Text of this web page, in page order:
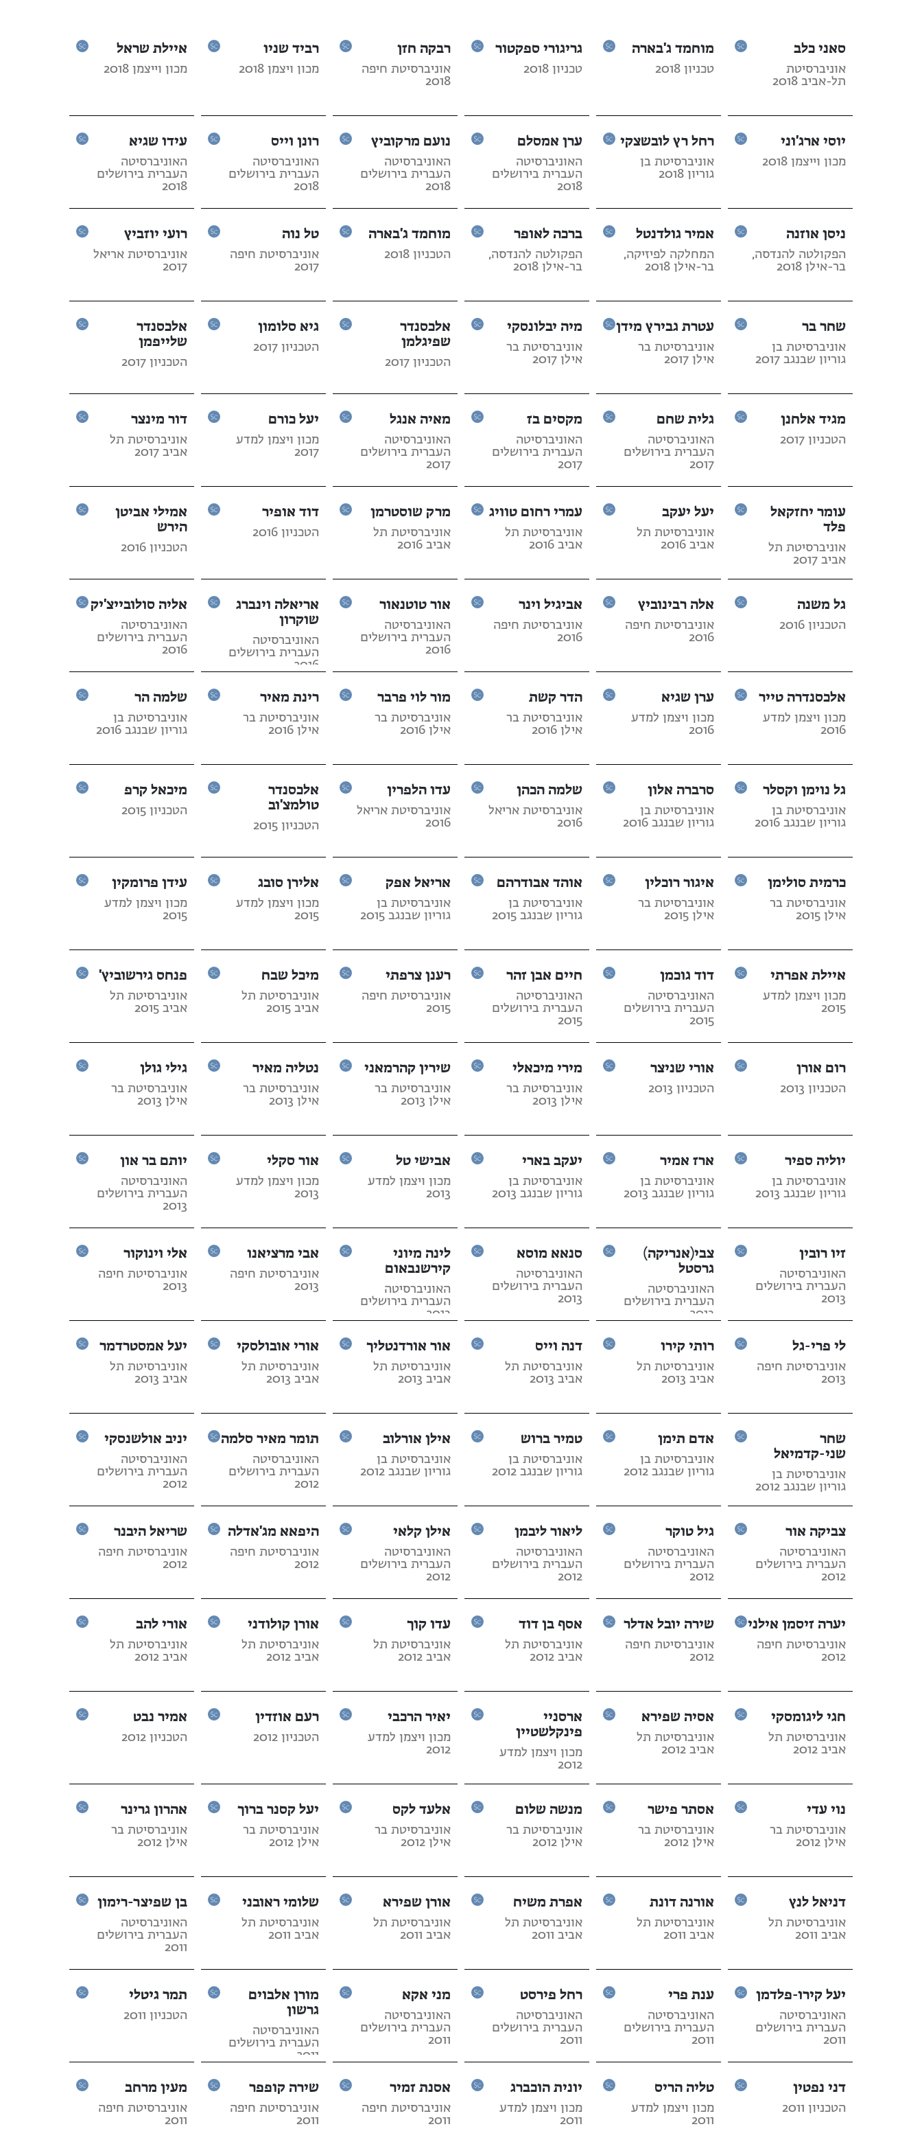
סאני כלב
אוניברסיטת
תל-אביב 2018
מוחמד ג'בארה
טכניון 2018
גריגורי ספקטור
טכניון 2018
רבקה חזן
אוניברסיטת חיפה
2018
רביד שניו
מכון ויצמן 2018
איילת שראל
מכון וייצמן 2018
יוסי ארג'וני
מכון וייצמן 2018
רחל רץ לובשצקי
אוניברסיטת בן
גוריון 2018
ערן אמסלם
האוניברסיטה
העברית בירושלים
2018
נועם מרקוביץ
האוניברסיטה
העברית בירושלים
2018
רונן וייס
האוניברסיטה
העברית בירושלים
2018
עידו שגיא
האוניברסיטה
העברית בירושלים
2018
ניסן אוזנה
הפקולטה להנדסה,
בר-אילן 2018
אמיר גולדנטל
המחלקה לפיזיקה,
בר-אילן 2018
ברכה לאופר
הפקולטה להנדסה,
בר-אילן 2018
מוחמד ג'בארה
הטכניון 2018
טל נוה
אוניברסיטת חיפה
2017
רועי יוזביץ
אוניברסיטת אריאל
2017
שחר בר
אוניברסיטת בן
גוריון שבנגב 2017
עטרת גבירץ מידן
אוניברסיטת בר
אילן 2017
מיה יבלונסקי
אוניברסיטת בר
אילן 2017
אלכסנדר
שפיגלמן
הטכניון 2017
גיא סלומון
הטכניון 2017
אלכסנדר
שלייפמן
הטכניון 2017
מגיד אלחנן
הטכניון 2017
גלית שחם
האוניברסיטה
העברית בירושלים
2017
מקסים בז
האוניברסיטה
העברית בירושלים
2017
מאיה אנגל
האוניברסיטה
העברית בירושלים
2017
יעל כורם
מכון ויצמן למדע
2017
דור מינצר
אוניברסיטת תל
אביב 2017
עומר יחזקאל
פלד
אוניברסיטת תל
אביב 2017
יעל יעקב
אוניברסיטת תל
אביב 2016
עמרי רחום טוויג
אוניברסיטת תל
אביב 2016
מרק שוסטרמן
אוניברסיטת תל
אביב 2016
דוד אופיר
הטכניון 2016
אמילי אביטן
הירש
הטכניון 2016
גל משנה
הטכניון 2016
אלה רבינוביץ
אוניברסיטת חיפה
2016
אביגיל וינר
אוניברסיטת חיפה
2016
אור טוטנאור
האוניברסיטה
העברית בירושלים
2016
אריאלה וינברג
שוקרון
האוניברסיטה
העברית בירושלים
2016
אליה סולובייצ'יק
האוניברסיטה
העברית בירושלים
2016
אלכסנדרה טייר
מכון ויצמן למדע
2016
ערן שגיא
מכון ויצמן למדע
2016
הדר קשת
אוניברסיטת בר
אילן 2016
מור לוי פרבר
אוניברסיטת בר
אילן 2016
רינת מאיר
אוניברסיטת בר
אילן 2016
שלמה הר
אוניברסיטת בן
גוריון שבנגב 2016
גל נוימן וקסלר
אוניברסיטת בן
גוריון שבנגב 2016
סרברה אלון
אוניברסיטת בן
גוריון שבנגב 2016
שלמה הכהן
אוניברסיטת אריאל
2016
עדו הלפרין
אוניברסיטת אריאל
2016
אלכסנדר
טולמצ'וב
הטכניון 2015
מיכאל קרפ
הטכניון 2015
כרמית סולימן
אוניברסיטת בר
אילן 2015
איגור רוכלין
אוניברסיטת בר
אילן 2015
אוהד אבודרהם
אוניברסיטת בן
גוריון שבנגב 2015
אריאל אפק
אוניברסיטת בן
גוריון שבנגב 2015
אלירן סובג
מכון ויצמן למדע
2015
עידן פרומקין
מכון ויצמן למדע
2015
איילת אפרתי
מכון ויצמן למדע
2015
דוד גוכמן
האוניברסיטה
העברית בירושלים
2015
חיים אבן זהר
האוניברסיטה
העברית בירושלים
2015
רענן צרפתי
אוניברסיטת חיפה
2015
מיכל שבח
אוניברסיטת תל
אביב 2015
פנחס גירשוביץ'
אוניברסיטת תל
אביב 2015
רום אורן
הטכניון 2013
אורי שניצר
הטכניון 2013
מירי מיכאלי
אוניברסיטת בר
אילן 2013
שירין קהרמאני
אוניברסיטת בר
אילן 2013
נטליה מאיר
אוניברסיטת בר
אילן 2013
גילי גולן
אוניברסיטת בר
אילן 2013
יוליה ספיר
אוניברסיטת בן
גוריון שבנגב 2013
ארז אמיר
אוניברסיטת בן
גוריון שבנגב 2013
יעקב בארי
אוניברסיטת בן
גוריון שבנגב 2013
אבישי טל
מכון ויצמן למדע
2013
אור סקלי
מכון ויצמן למדע
2013
יותם בר און
האוניברסיטה
העברית בירושלים
2013
זיו רובין
האוניברסיטה
העברית בירושלים
2013
צבי(אנריקה)
גרסטל
האוניברסיטה
העברית בירושלים
2013
סנאא מוסא
האוניברסיטה
העברית בירושלים
2013
לינה מיוני
קירשנבאום
האוניברסיטה
העברית בירושלים
2013
אבי מרציאנו
אוניברסיטת חיפה
2013
אלי וינוקור
אוניברסיטת חיפה
2013
לי פרי-גל
אוניברסיטת חיפה
2013
רותי קירו
אוניברסיטת תל
אביב 2013
דנה וייס
אוניברסיטת תל
אביב 2013
אור אורדנטליך
אוניברסיטת תל
אביב 2013
אורי אובולסקי
אוניברסיטת תל
אביב 2013
יעל אמסטרדמר
אוניברסיטת תל
אביב 2013
שחר
שני-קדמיאל
אוניברסיטת בן
גוריון שבנגב 2012
אדם תימן
אוניברסיטת בן
גוריון שבנגב 2012
טמיר ברוש
אוניברסיטת בן
גוריון שבנגב 2012
אילן אורלוב
אוניברסיטת בן
גוריון שבנגב 2012
תומר מאיר סלמה
האוניברסיטה
העברית בירושלים
2012
יניב אולשנסקי
האוניברסיטה
העברית בירושלים
2012
צביקה אור
האוניברסיטה
העברית בירושלים
2012
גיל טוקר
האוניברסיטה
העברית בירושלים
2012
ליאור ליבמן
האוניברסיטה
העברית בירושלים
2012
אילן קלאי
האוניברסיטה
העברית בירושלים
2012
היפאא מג'אדלה
אוניברסיטת חיפה
2012
שריאל היבנר
אוניברסיטת חיפה
2012
יערה זיסמן אילני
אוניברסיטת חיפה
2012
שירה יובל אדלר
אוניברסיטת חיפה
2012
אסף בן דוד
אוניברסיטת תל
אביב 2012
עדו קוך
אוניברסיטת תל
אביב 2012
אורן קולודני
אוניברסיטת תל
אביב 2012
אורי להב
אוניברסיטת תל
אביב 2012
חגי ליגומסקי
אוניברסיטת תל
אביב 2012
אסיה שפירא
אוניברסיטת תל
אביב 2012
ארסניי
פינקלשטיין
מכון ויצמן למדע
2012
יאיר הרכבי
מכון ויצמן למדע
2012
רעם אוזדין
הטכניון 2012
אמיר נבט
הטכניון 2012
נוי עדי
אוניברסיטת בר
אילן 2012
אסתר פישר
אוניברסיטת בר
אילן 2012
מנשה שלום
אוניברסיטת בר
אילן 2012
אלעד לקס
אוניברסיטת בר
אילן 2012
יעל קסנר ברוך
אוניברסיטת בר
אילן 2012
אהרון גרינר
אוניברסיטת בר
אילן 2012
דניאל לנץ
אוניברסיטת תל
אביב 2011
אורנה דונת
אוניברסיטת תל
אביב 2011
אפרת משיח
אוניברסיטת תל
אביב 2011
אורן שפירא
אוניברסיטת תל
אביב 2011
שלומי ראובני
אוניברסיטת תל
אביב 2011
בן שפיצר-רימון
האוניברסיטה
העברית בירושלים
2011
יעל קירו-פלדמן
האוניברסיטה
העברית בירושלים
2011
ענת פרי
האוניברסיטה
העברית בירושלים
2011
רחל פירסט
האוניברסיטה
העברית בירושלים
2011
מני אקא
האוניברסיטה
העברית בירושלים
2011
מורן אלבוים
גרשון
האוניברסיטה
העברית בירושלים
2011
תמר גיטלי
הטכניון 2011
דני נפטין
הטכניון 2011
טליה הריס
מכון ויצמן למדע
2011
יונית הוכברג
מכון ויצמן למדע
2011
אסנת זמיר
אוניברסיטת חיפה
2011
שירה קופפר
אוניברסיטת חיפה
2011
מעין מרחב
אוניברסיטת חיפה
2011